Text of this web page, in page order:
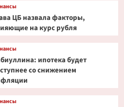
ЦБ назвала факторы,
на курс рубля
ипотека будет
со снижением